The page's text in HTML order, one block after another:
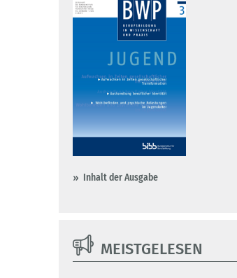
Inhalt der Ausgabe
MEISTGELESEN